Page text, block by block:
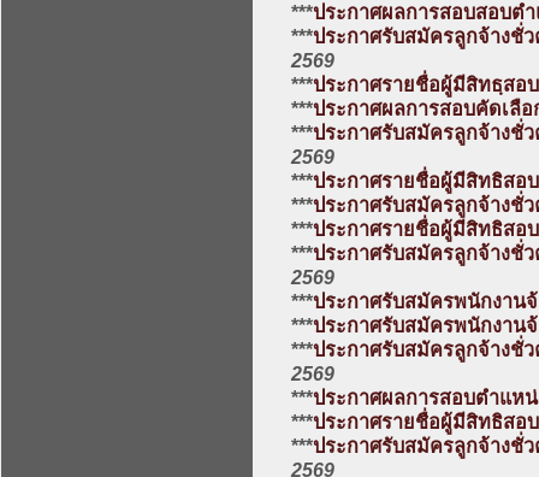
***ประกาศผลการสอบสอบต
***ประกาศรับสมัครลูกจ้างชั่
2569
***ประกาศรายชื่อผู้มีสิทธฺสอ
***ประกาศผลการสอบคัดเลื
***ประกาศรับสมัครลูกจ้างชั่
2569
***ประกาศรายชื่อผู้มีสิทธิสอ
***ประกาศรับสมัครลูกจ้างชั่
***ประกาศรายชื่อผู้มีสิทธิสอ
***ประกาศรับสมัครลูกจ้างชั่
2569
***ประกาศรับสมัครพนักงานจ้
***ประกาศรับสมัครพนักงานจ้
***ประกาศรับสมัครลูกจ้างชั่
2569
***ประกาศผลการสอบตำแห
***ประกาศรายชื่อผู้มีสิทธิส
***ประกาศรับสมัครลูกจ้างชั่
2569